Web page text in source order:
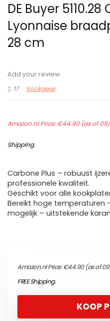
DE Buyer
Lyonnaise
28 cm
Add your review
17
Kookgerei
Amazon.nl Price:€44.90(as of 09/
Shipping.
Carbone Plus – robuust
professionele kwaliteit.
Geschikt voor alle
Bereikt hoge temperaturen
mogelijk – uitstekende
Amazon.nl Price:€44.90(as of
FREE Shipping.
KOOP